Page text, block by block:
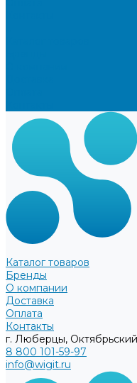
Каталог товаров
Бренды
О компании
Доставка
Оплата
Контакты
г. Люберцы,
8 800 101-59-97
info@wigit.ru